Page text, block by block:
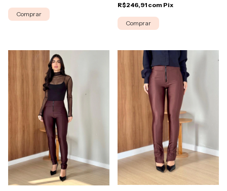
Comprar
R$246,91 com Pix
Comprar